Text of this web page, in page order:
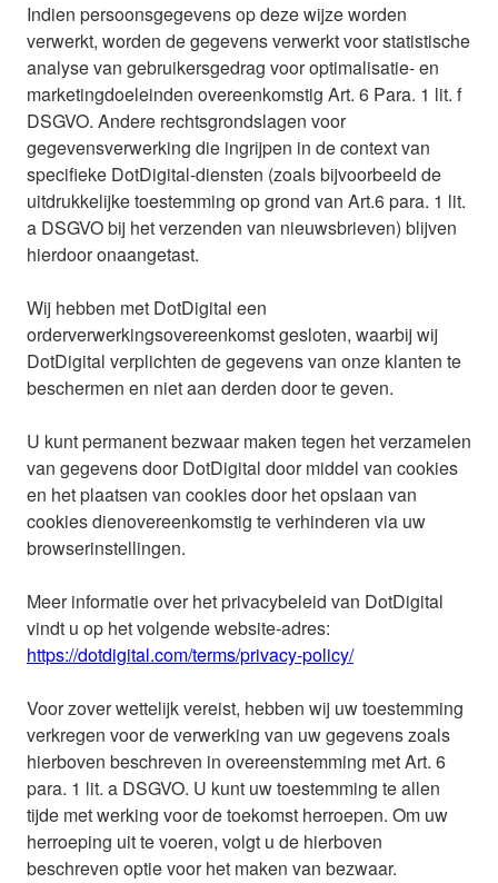
Indien persoonsgegevens op deze wijze worden
verwerkt, worden de gegevens verwerkt voor statistische
analyse van gebruikersgedrag voor optimalisatie- en
marketingdoeleinden overeenkomstig Art. 6 Para. 1 lit. f
DSGVO. Andere rechtsgrondslagen voor
gegevensverwerking die ingrijpen in de context van
specifieke DotDigital-diensten (zoals bijvoorbeeld de
uitdrukkelijke toestemming op grond van Art.6 para. 1 lit.
a DSGVO bij het verzenden van nieuwsbrieven) blijven
hierdoor onaangetast.
Wij hebben met DotDigital een
orderverwerkingsovereenkomst gesloten, waarbij wij
DotDigital verplichten de gegevens van onze klanten te
beschermen en niet aan derden door te geven.
U kunt permanent bezwaar maken tegen het verzamelen
van gegevens door DotDigital door middel van cookies
en het plaatsen van cookies door het opslaan van
cookies dienovereenkomstig te verhinderen via uw
browserinstellingen.
Meer informatie over het privacybeleid van DotDigital
vindt u op het volgende website-adres:
https://dotdigital.com/terms/privacy-policy/
Voor zover wettelijk vereist, hebben wij uw toestemming
verkregen voor de verwerking van uw gegevens zoals
hierboven beschreven in overeenstemming met Art. 6
para. 1 lit. a DSGVO. U kunt uw toestemming te allen
tijde met werking voor de toekomst herroepen. Om uw
herroeping uit te voeren, volgt u de hierboven
beschreven optie voor het maken van bezwaar.